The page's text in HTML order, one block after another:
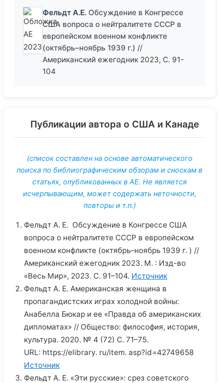
Фельдт А.Е. Обсуждение в Конгрессе
США вопроса о нейтралитете СССР в
европейском военном конфликте
(октябрь–ноябрь 1939 г.) //
Американский ежегодник 2023, С. 91-
104
Публикации автора о США и Канаде
(список составлен на основе автоматического
поиска по библиографическим обзорам и сноскам в
статьях, опубликованных в АЕ. Не является
исчерпывающим, может содержать неточности,
повторы и т.п.)
Фельдт А. Е. Обсуждение в Конгрессе США
вопроса о нейтралитете СССР в европейском
военном конфликте (октябрь–ноябрь 1939 г. ) //
Американский ежегодник 2023. М. : Изд-во
«Весь Мир», 2023. С. 91–104. Источник
Фельдт А. Е. Американская женщина в
пропагандистских играх холодной войны:
Анабелла Бюкар и ее «Правда об американских
дипломатах» // Общество: философия, история,
культура. 2020. № 4 (72) С. 71–75.
URL: https://elibrary. ru/item. asp?id=42749658
Источник
Фельдт А. Е. «Эти русские»: срез советского